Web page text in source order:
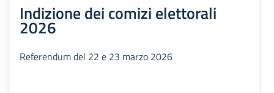
Indizione dei comizi elettorali
2026
Referendum del 22 e 23 marzo 2026